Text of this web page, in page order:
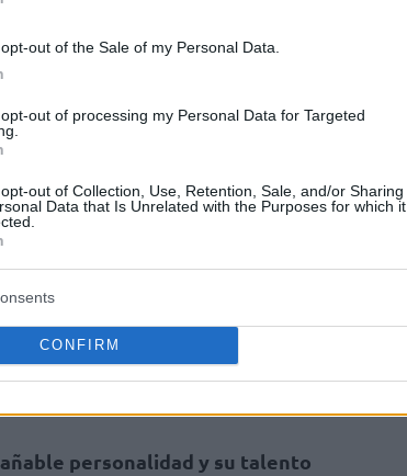
out of the Sale of my Personal Data.
out of processing my Personal Data for Targeted
out of Collection, Use, Retention, Sale, and/or Sharing
Data that Is Unrelated with the Purposes for which it
CONFIRM
𝐍𝐁𝐀 𝐝𝐞́𝐛𝐚𝐫𝐪𝐮𝐞𝐧𝐭 𝐚𝐮 𝐁𝐁𝐃 !
vient compléter l’effectif du
la saison 25/26 🔥
y defensor de la NBA durante 9
de transmitir a sus compañeros su
victoria”, declaró el entrenador del
personalidad y su talento